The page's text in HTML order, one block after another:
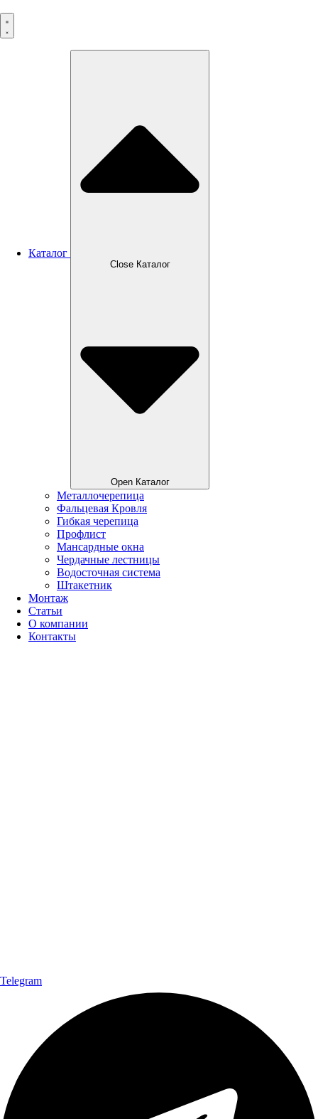
к
содержимому
Каталог
Close Каталог
Open Каталог
Металлочерепица
Фальцевая Кровля
Гибкая черепица
Профлист
Мансардные окна
Чердачные лестницы
Водосточная система
Штакетник
Монтаж
Статьи
О компании
Контакты
Telegram